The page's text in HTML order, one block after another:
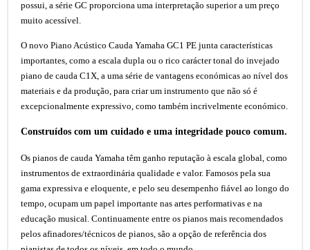
possui, a série GC proporciona uma interpretação superior a um preço
muito acessível.
O novo Piano Acústico Cauda Yamaha GC1 PE junta características
importantes, como a escala dupla ou o rico carácter tonal do invejado
piano de cauda C1X, a uma série de vantagens económicas ao nível dos
materiais e da produção, para criar um instrumento que não só é
excepcionalmente expressivo, como também incrivelmente económico.
Construídos com um cuidado e uma integridade pouco comum.
Os pianos de cauda Yamaha têm ganho reputação à escala global, como
instrumentos de extraordinária qualidade e valor. Famosos pela sua
gama expressiva e eloquente, e pelo seu desempenho fiável ao longo do
tempo, ocupam um papel importante nas artes performativas e na
educação musical. Continuamente entre os pianos mais recomendados
pelos afinadores/técnicos de pianos, são a opção de referência dos